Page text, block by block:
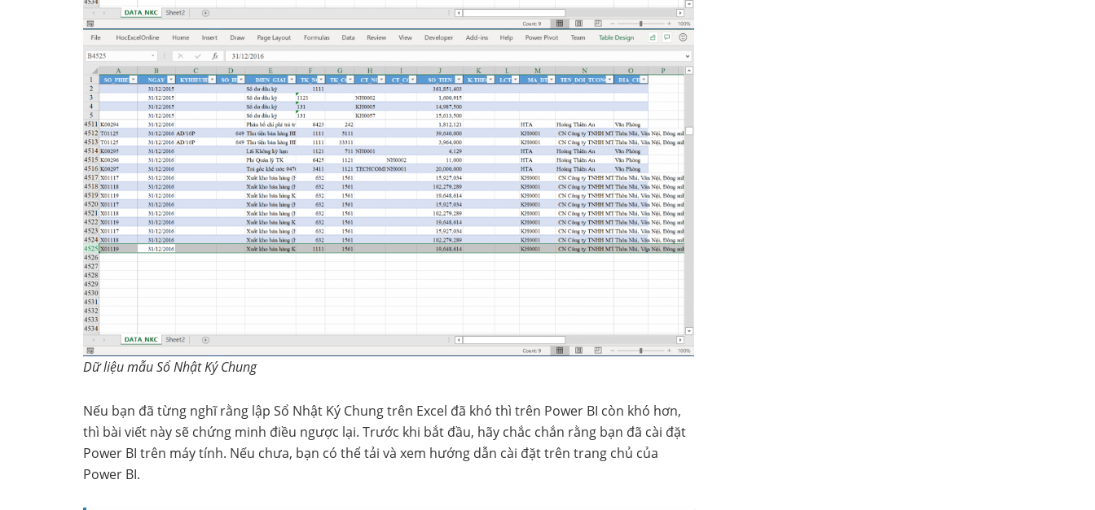
Dữ liệu mẫu Sổ Nhật Ký Chung
Nếu bạn đã từng nghĩ rằng lập Sổ Nhật Ký Chung trên Excel đã khó thì trên Power BI còn khó hơn,
thì bài viết này sẽ chứng minh điều ngược lại. Trước khi bắt đầu, hãy chắc chắn rằng bạn đã cài đặt
Power BI trên máy tính. Nếu chưa, bạn có thể tải và xem hướng dẫn cài đặt trên trang chủ của
Power BI.